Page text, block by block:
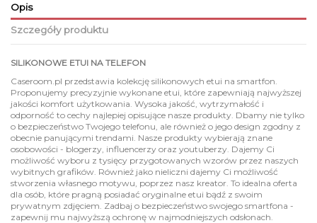
Opis
Szczegóły produktu
SILIKONOWE ETUI NA TELEFON
Caseroom.pl przedstawia kolekcję silikonowych etui na smartfon.
Proponujemy precyzyjnie wykonane etui, które zapewniają najwyższej
jakości komfort użytkowania. Wysoka jakość, wytrzymałość i
odporność to cechy najlepiej opisujące nasze produkty. Dbamy nie tylko
o bezpieczeństwo Twojego telefonu, ale również o jego design zgodny z
obecnie panującymi trendami. Nasze produkty wybierają znane
osobowości - blogerzy, influencerzy oraz youtuberzy. Dajemy Ci
możliwość wyboru z tysięcy przygotowanych wzorów przez naszych
wybitnych grafików. Również jako nieliczni dajemy Ci możliwość
stworzenia własnego motywu, poprzez nasz kreator. To idealna oferta
dla osób, które pragną posiadać oryginalne etui bądź z swoim
prywatnym zdjęciem. Zadbaj o bezpieczeństwo swojego smartfona -
zapewnij mu najwyższą ochronę w najmodniejszych odsłonach.